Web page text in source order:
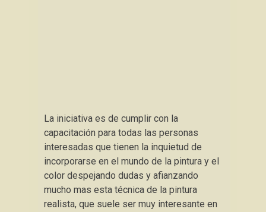
La iniciativa es de cumplir con la
capacitación para todas las personas
interesadas que tienen la inquietud de
incorporarse en el mundo de la pintura y el
color despejando dudas y afianzando
mucho mas esta técnica de la pintura
realista, que suele ser muy interesante en